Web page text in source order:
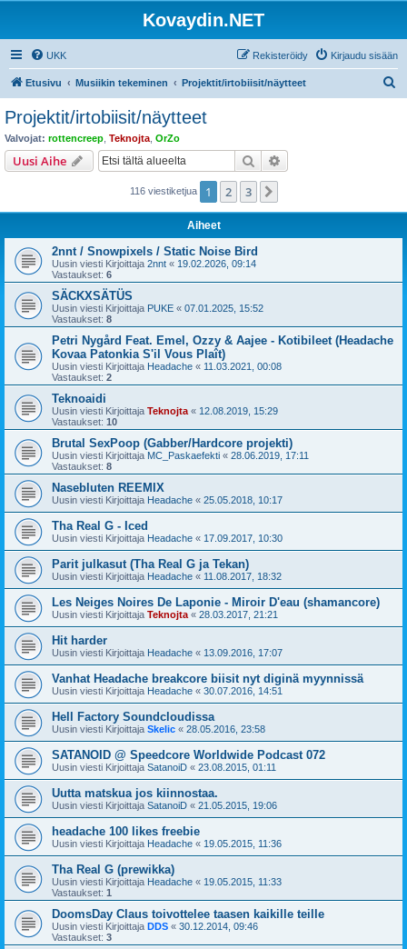
Kovaydin.NET
UKK Kirjaudu sisään
Rekisteröidy
Etusivu Musiikin tekeminen Projektit/irtobiisit/näytteet
Projektit/irtobiisit/näytteet
Valvojat: rottencreep Teknojta OrZo
Uusi Aihe Etsi
116 viestiketjua 1 2 3
Aiheet
2nnt / Snowpixels / Static Noise Bird
Uusin viesti Kirjoittaja 2nnt « 19.02.2026, 09:14
Vastaukset: 6
SÄCKXSÄTÜS
Uusin viesti Kirjoittaja PUKE « 07.01.2025, 15:52
Vastaukset: 8
Petri Nygård Feat. Emel, Ozzy & Aajee - Kotibileet (Headache
Kovaa Patonkia S'il Vous Plaît)
Uusin viesti Kirjoittaja Headache « 11.03.2021, 00:08
Vastaukset: 2
Teknoaidi
Uusin viesti Kirjoittaja Teknojta « 12.08.2019, 15:29
Vastaukset: 10
Brutal SexPoop (Gabber/Hardcore projekti)
Uusin viesti Kirjoittaja MC_Paskaefekti « 28.06.2019, 17:11
Vastaukset: 8
Nasebluten REEMIX
Uusin viesti Kirjoittaja Headache « 25.05.2018, 10:17
Tha Real G - Iced
Uusin viesti Kirjoittaja Headache « 17.09.2017, 10:30
Parit julkasut (Tha Real G ja Tekan)
Uusin viesti Kirjoittaja Headache « 11.08.2017, 18:32
Les Neiges Noires De Laponie - Miroir D'eau (shamancore)
Uusin viesti Kirjoittaja Teknojta « 28.03.2017, 21:21
Hit harder
Uusin viesti Kirjoittaja Headache « 13.09.2016, 17:07
Vanhat Headache breakcore biisit nyt diginä myynnissä
Uusin viesti Kirjoittaja Headache « 30.07.2016, 14:51
Hell Factory Soundcloudissa
Uusin viesti Kirjoittaja Skelic « 28.05.2016, 23:58
SATANOID @ Speedcore Worldwide Podcast 072
Uusin viesti Kirjoittaja SatanoiD « 23.08.2015, 01:11
Uutta matskua jos kiinnostaa.
Uusin viesti Kirjoittaja SatanoiD « 21.05.2015, 19:06
headache 100 likes freebie
Uusin viesti Kirjoittaja Headache « 19.05.2015, 11:36
Tha Real G (prewikka)
Uusin viesti Kirjoittaja Headache « 19.05.2015, 11:33
Vastaukset: 1
DoomsDay Claus toivottelee taasen kaikille teille
Uusin viesti Kirjoittaja DDS « 30.12.2014, 09:46
Vastaukset: 3